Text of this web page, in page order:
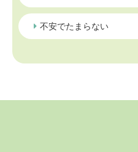
不安でたまらない